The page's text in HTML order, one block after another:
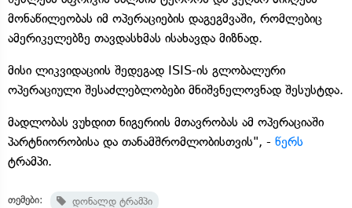
მონაწილეობას იმ ოპერაციების დაგეგმვაში, რომლებიც
ამერიკელებზე თავდასხმას ისახავდა მიზნად.
მისი ლიკვიდაციის შედეგად ISIS-ის გლობალური
ოპერაციული შესაძლებლობები მნიშვნელოვნად შესუსტდა.
მადლობას ვუხდით ნიგერიის მთავრობას ამ ოპერაციაში
პარტნიორობისა და თანამშრომლობისთვის", - წერს
ტრამპი.
თემები: დონალდ ტრამპი